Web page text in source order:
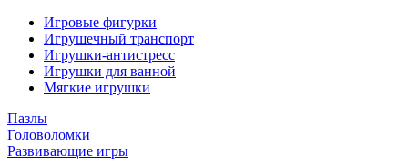
Игровые фигурки
Игрушечный транспорт
Игрушки-антистресс
Игрушки для ванной
Мягкие игрушки
Пазлы
Головоломки
Развивающие игры